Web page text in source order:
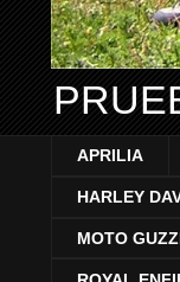
APRILIA
HARLEY
MOTO